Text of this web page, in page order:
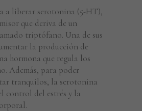
a liberar serotonina (5-HT),
que deriva de un
triptófano. Una de sus
la producción de
hormona que regula los
Además, para poder
tranquilos, la serotonina
control del estrés y la